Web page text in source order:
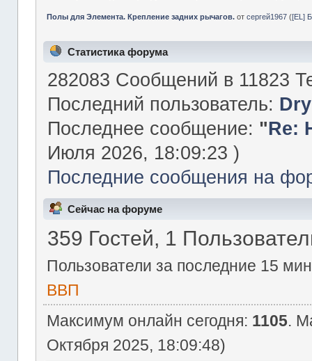
Полы для Элемента. Крепление задних рычагов. отсергей1967 ([EL]
Статистика форума
282083 Сообщений в 11823
Последний пользователь: Dry
Последнее сообщение: "Re:
Июля 2026, 18:09:23 )
Последние сообщения на
Сейчас на форуме
359 Гостей, 1
Пользователи за последние 15
ВВП
Максимум онлайн сегодня: 1105.
Октября 2025, 18:09:48)